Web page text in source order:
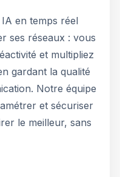
en temps réel
ses réseaux : vous
et multipliez
gardant la qualité
Notre équipe
et sécuriser
le meilleur, sans